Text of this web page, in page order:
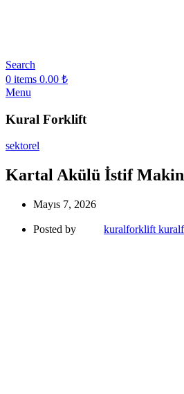
Search
0 items 0.00 ₺
Menu
Kural Forklift
sektorel
Kartal Akülü İstif
Mayıs 7, 2026
Posted by kuralforklift